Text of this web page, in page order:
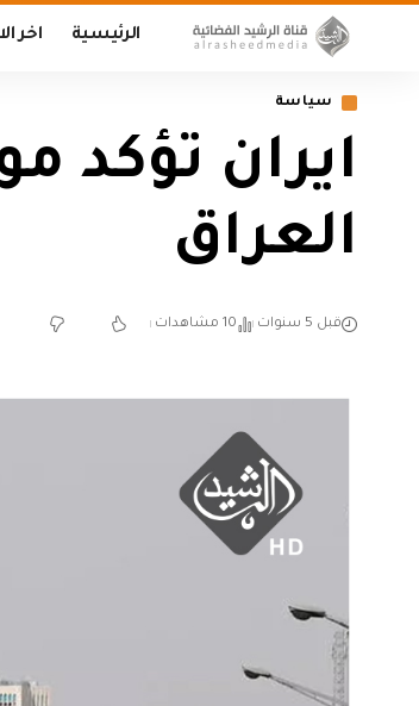
الرئيسية اخر
سياسة
ايران تؤكد
العراق
قبل 5 سنوات 10 مشاهدات